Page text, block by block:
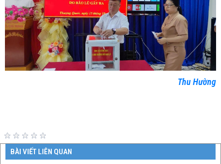
Thu Hường
BÀI VIẾT LIÊN QUAN